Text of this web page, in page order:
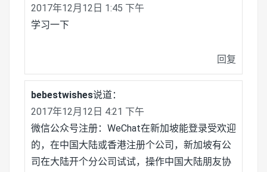
2017年12月12日 1:45 下午
学习一下
回复
bebestwishes说道：
2017年12月12日 4:21 下午
微信公众号注册：WeChat在新加坡能登录受欢迎
的，在中国大陆或香港注册个公司，新加坡有公
司在大陆开个分公司试试，操作中国大陆朋友协